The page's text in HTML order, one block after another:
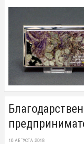
16 АВГУСТА 2018